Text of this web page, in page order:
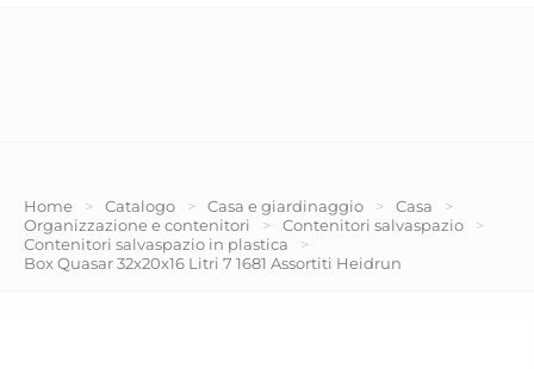
Home > Catalogo > Casa e giardinaggio > Casa
>
Organizzazione e contenitori
> Contenitori salvaspazio
>
Contenitori salvaspazio in plastica
>
Box Quasar 32x20x16 Litri 7 1681 Assortiti Heidrun